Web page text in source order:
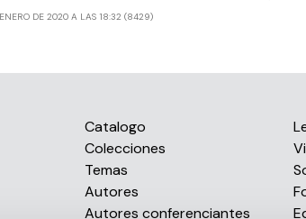
DE 2020 A LAS 18:32 (8429)
Catalogo
Colecciones
Temas
Autores
Autores conferenciantes